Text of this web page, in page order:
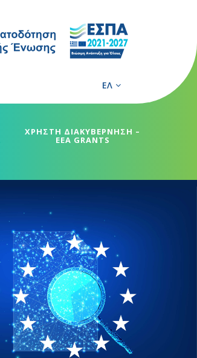
ΕΛ
ΧΡΗΣΤΗ ΔΙΑΚΥΒΕΡΝΗΣΗ –
EEA GRANTS